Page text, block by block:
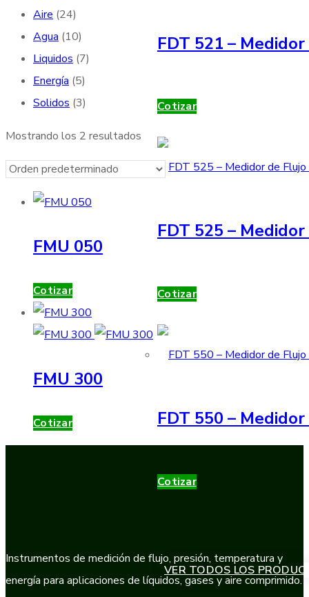
FDT 521 –
Cotizar
FDT 525 –
Cotizar
FDT 550 –
Cotizar
VER TODOS LOS
Aire (24)
Agua (10)
Liquidos (7)
Energía (5)
Solidos (3)
Mostrando los 2 resultados
FMU 050
Cotizar
FMU 300
Cotizar
Instrumentos de medición de flujo, presión, temperatura y
energía para aplicaciones de líquidos, gases y aire comprimido.